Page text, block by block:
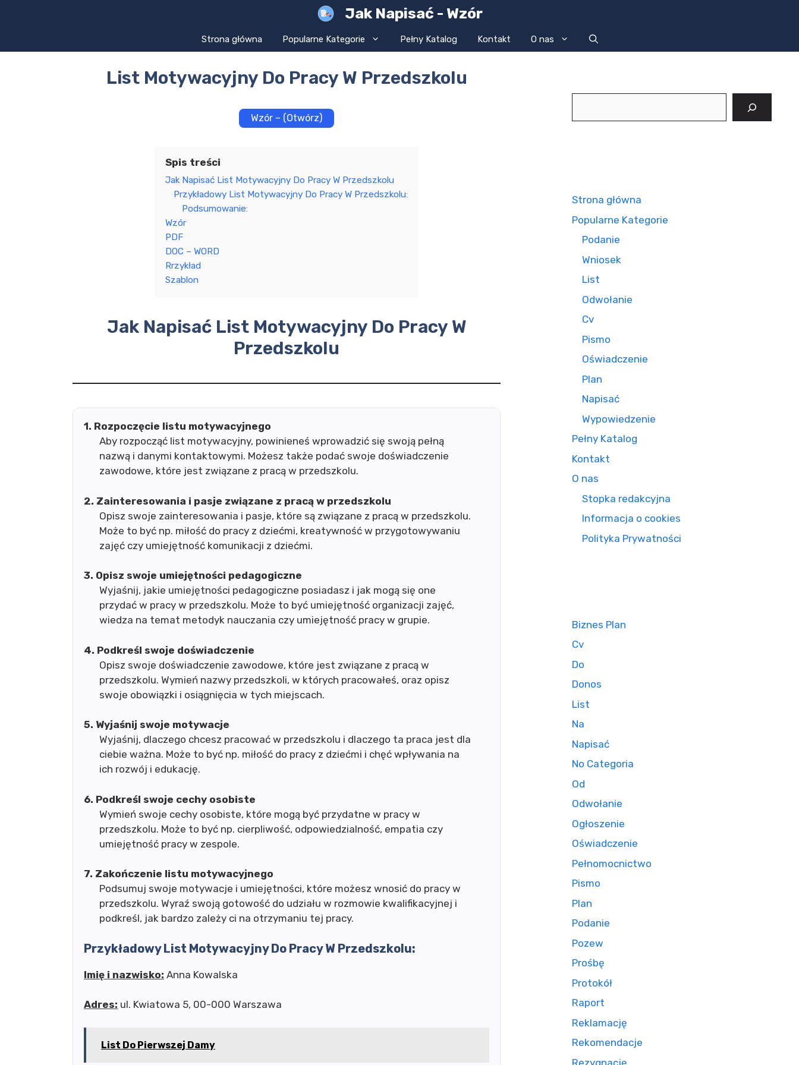
Jak Napisać - Wzór
Strona główna Popularne Kategorie Pełny Katalog Kontakt O nas
List Motywacyjny Do Pracy W Przedszkolu
Wzór – (Otwórz)
Spis treści
Jak Napisać List Motywacyjny Do Pracy W Przedszkolu
Przykładowy List Motywacyjny Do Pracy W Przedszkolu:
Podsumowanie:
Wzór
PDF
DOC – WORD
Rrzykład
Szablon
Jak Napisać List Motywacyjny Do Pracy W
Przedszkolu
1. Rozpoczęcie listu motywacyjnego
Aby rozpocząć list motywacyjny, powinieneś wprowadzić się swoją pełną
nazwą i danymi kontaktowymi. Możesz także podać swoje doświadczenie
zawodowe, które jest związane z pracą w przedszkolu.
2. Zainteresowania i pasje związane z pracą w przedszkolu
Opisz swoje zainteresowania i pasje, które są związane z pracą w przedszkolu.
Może to być np. miłość do pracy z dziećmi, kreatywność w przygotowywaniu
zajęć czy umiejętność komunikacji z dziećmi.
3. Opisz swoje umiejętności pedagogiczne
Wyjaśnij, jakie umiejętności pedagogiczne posiadasz i jak mogą się one
przydać w pracy w przedszkolu. Może to być umiejętność organizacji zajęć,
wiedza na temat metodyk nauczania czy umiejętność pracy w grupie.
4. Podkreśl swoje doświadczenie
Opisz swoje doświadczenie zawodowe, które jest związane z pracą w
przedszkolu. Wymień nazwy przedszkoli, w których pracowałeś, oraz opisz
swoje obowiązki i osiągnięcia w tych miejscach.
5. Wyjaśnij swoje motywacje
Wyjaśnij, dlaczego chcesz pracować w przedszkolu i dlaczego ta praca jest dla
ciebie ważna. Może to być np. miłość do pracy z dziećmi i chęć wpływania na
ich rozwój i edukację.
6. Podkreśl swoje cechy osobiste
Wymień swoje cechy osobiste, które mogą być przydatne w pracy w
przedszkolu. Może to być np. cierpliwość, odpowiedzialność, empatia czy
umiejętność pracy w zespole.
7. Zakończenie listu motywacyjnego
Podsumuj swoje motywacje i umiejętności, które możesz wnosić do pracy w
przedszkolu. Wyraź swoją gotowość do udziału w rozmowie kwalifikacyjnej i
podkreśl, jak bardzo zależy ci na otrzymaniu tej pracy.
Przykładowy List Motywacyjny Do Pracy W Przedszkolu:
Imię i nazwisko: Anna Kowalska
Adres: ul. Kwiatowa 5, 00-000 Warszawa
List Do Pierwszej Damy
Strona główna
Popularne Kategorie
Podanie
Wniosek
List
Odwołanie
Cv
Pismo
Oświadczenie
Plan
Napisać
Wypowiedzenie
Pełny Katalog
Kontakt
O nas
Stopka redakcyjna
Informacja o cookies
Polityka Prywatności
Biznes Plan
Cv
Do
Donos
List
Na
Napisać
No Categoria
Od
Odwołanie
Ogłoszenie
Oświadczenie
Pełnomocnictwo
Pismo
Plan
Podanie
Pozew
Prośbę
Protokół
Raport
Reklamację
Rekomendacje
Rezygnację